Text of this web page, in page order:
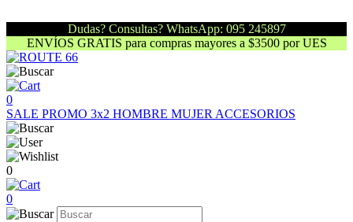
Dudas? Consultas? WhatsApp: 095 245897
ENVÍOS GRATIS para compras mayores a $3500 por UES
0
SALE PROMO 3x2 HOMBRE MUJER ACCESORIOS
0
0